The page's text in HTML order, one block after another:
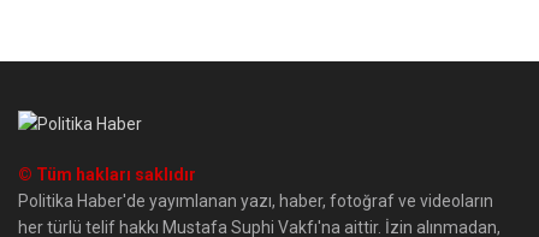
© Tüm hakları saklıdır
Politika Haber'de yayımlanan yazı, haber, fotoğraf ve videoların
her türlü telif hakkı Mustafa Suphi Vakfı'na aittir. İzin alınmadan,